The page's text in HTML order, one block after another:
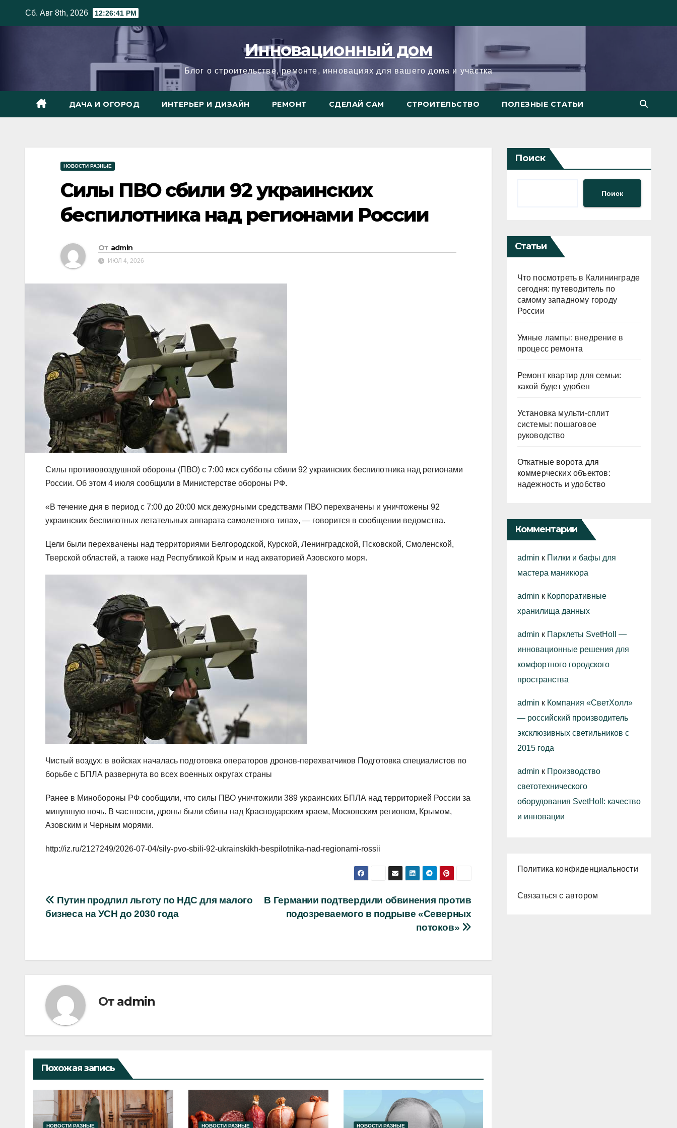
Сб. Авг 8th, 2026 12:26:42 PM
Инновационный дом
Блог о строительстве, ремонте, инновациях для вашего дома и участка
ДАЧА И ОГОРОД ИНТЕРЬЕР И ДИЗАЙН РЕМОНТ СДЕЛАЙ САМ СТРОИТЕЛЬСТВО ПОЛЕЗНЫЕ СТАТЬИ
НОВОСТИ РАЗНЫЕ
Силы ПВО сбили 92 украинских
беспилотника над регионами России
От admin
ИЮЛ 4, 2026
Силы противовоздушной обороны (ПВО) с 7:00 мск субботы сбили 92 украинских беспилотника над регионами
России. Об этом 4 июля сообщили в Министерстве обороны РФ.
«В течение дня в период с 7:00 до 20:00 мск дежурными средствами ПВО перехвачены и уничтожены 92
украинских беспилотных летательных аппарата самолетного типа», — говорится в сообщении ведомства.
Цели были перехвачены над территориями Белгородской, Курской, Ленинградской, Псковской, Смоленской,
Тверской областей, а также над Республикой Крым и над акваторией Азовского моря.
Чистый воздух: в войсках началась подготовка операторов дронов-перехватчиков Подготовка специалистов по
борьбе с БПЛА развернута во всех военных округах страны
Ранее в Минобороны РФ сообщили, что силы ПВО уничтожили 389 украинских БПЛА над территорией России за
минувшую ночь. В частности, дроны были сбиты над Краснодарским краем, Московским регионом, Крымом,
Азовским и Черным морями.
http://iz.ru/2127249/2026-07-04/sily-pvo-sbili-92-ukrainskikh-bespilotnika-nad-regionami-rossii
Навигация
В Германии подтвердили обвинения против
подозреваемого в подрыве «Северных
потоков»
Путин продлил льготу по НДС для малого
бизнеса на УСН до 2030 года
От admin
Похожая запись
НОВОСТИ РАЗНЫЕ НОВОСТИ РАЗНЫЕ НОВОСТИ РАЗНЫЕ
Поиск
Поиск
Статьи
Что посмотреть в Калининграде
сегодня: путеводитель по
самому западному городу
России
Умные лампы: внедрение в
процесс ремонта
Ремонт квартир для семьи:
какой будет удобен
Установка мульти-сплит
системы: пошаговое
руководство
Откатные ворота для
коммерческих объектов:
надежность и удобство
Комментарии
admin к Пилки и бафы для
мастера маникюра
admin к Корпоративные
хранилища данных
admin к Парклеты SvetHoll —
инновационные решения для
комфортного городского
пространства
admin к Компания «СветХолл»
— российский производитель
эксклюзивных светильников с
2015 года
admin к Производство
светотехнического
оборудования SvetHoll: качество
и инновации
Политика конфиденциальности
Связаться с автором